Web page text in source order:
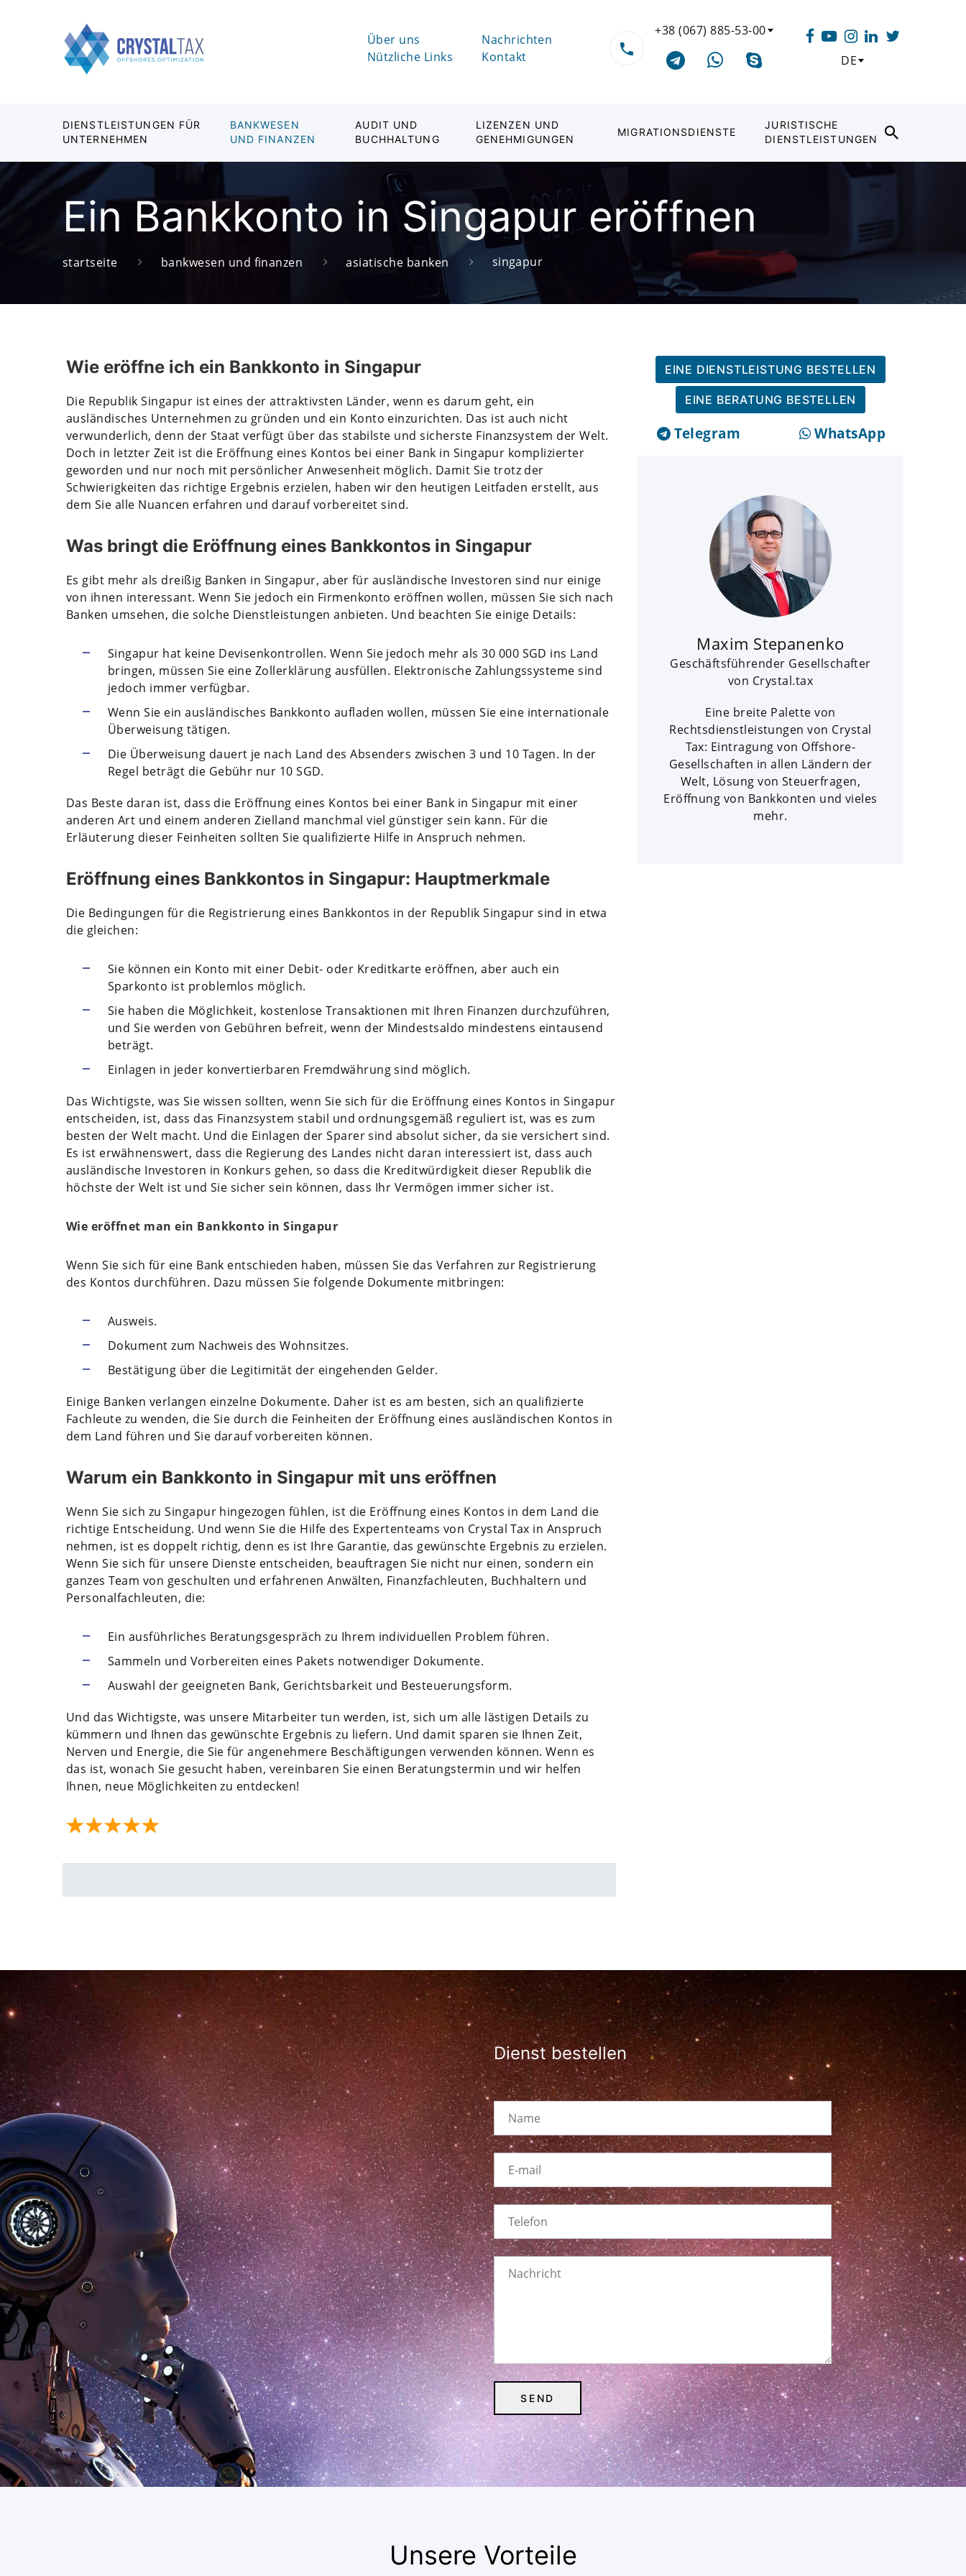
Über uns
Nützliche Links
Nachrichten
Kontakt
+38 (067) 885-53-00
DE
DIENSTLEISTUNGEN FÜR
UNTERNEHMEN
BANKWESEN
UND FINANZEN
AUDIT UND
BUCHHALTUNG
LIZENZEN UND
GENEHMIGUNGEN
MIGRATIONSDIENSTE
JURISTISCHE
DIENSTLEISTUNGEN
Ein Bankkonto in Singapur eröffnen
startseite bankwesen und finanzen asiatische banken singapur
Wie eröffne ich ein Bankkonto in Singapur
Die Republik Singapur ist eines der attraktivsten Länder, wenn es darum geht, ein
ausländisches Unternehmen zu gründen und ein Konto einzurichten. Das ist auch nicht
verwunderlich, denn der Staat verfügt über das stabilste und sicherste Finanzsystem der Welt.
Doch in letzter Zeit ist die Eröffnung eines Kontos bei einer Bank in Singapur komplizierter
geworden und nur noch mit persönlicher Anwesenheit möglich. Damit Sie trotz der
Schwierigkeiten das richtige Ergebnis erzielen, haben wir den heutigen Leitfaden erstellt, aus
dem Sie alle Nuancen erfahren und darauf vorbereitet sind.
Was bringt die Eröffnung eines Bankkontos in Singapur
Es gibt mehr als dreißig Banken in Singapur, aber für ausländische Investoren sind nur einige
von ihnen interessant. Wenn Sie jedoch ein Firmenkonto eröffnen wollen, müssen Sie sich nach
Banken umsehen, die solche Dienstleistungen anbieten. Und beachten Sie einige Details:
Singapur hat keine Devisenkontrollen. Wenn Sie jedoch mehr als 30 000 SGD ins Land
bringen, müssen Sie eine Zollerklärung ausfüllen. Elektronische Zahlungssysteme sind
jedoch immer verfügbar.
Wenn Sie ein ausländisches Bankkonto aufladen wollen, müssen Sie eine internationale
Überweisung tätigen.
Die Überweisung dauert je nach Land des Absenders zwischen 3 und 10 Tagen. In der
Regel beträgt die Gebühr nur 10 SGD.
Das Beste daran ist, dass die Eröffnung eines Kontos bei einer Bank in Singapur mit einer
anderen Art und einem anderen Zielland manchmal viel günstiger sein kann. Für die
Erläuterung dieser Feinheiten sollten Sie qualifizierte Hilfe in Anspruch nehmen.
Eröffnung eines Bankkontos in Singapur: Hauptmerkmale
Die Bedingungen für die Registrierung eines Bankkontos in der Republik Singapur sind in etwa
die gleichen:
Sie können ein Konto mit einer Debit- oder Kreditkarte eröffnen, aber auch ein
Sparkonto ist problemlos möglich.
Sie haben die Möglichkeit, kostenlose Transaktionen mit Ihren Finanzen durchzuführen,
und Sie werden von Gebühren befreit, wenn der Mindestsaldo mindestens eintausend
beträgt.
Einlagen in jeder konvertierbaren Fremdwährung sind möglich.
Das Wichtigste, was Sie wissen sollten, wenn Sie sich für die Eröffnung eines Kontos in Singapur
entscheiden, ist, dass das Finanzsystem stabil und ordnungsgemäß reguliert ist, was es zum
besten der Welt macht. Und die Einlagen der Sparer sind absolut sicher, da sie versichert sind.
Es ist erwähnenswert, dass die Regierung des Landes nicht daran interessiert ist, dass auch
ausländische Investoren in Konkurs gehen, so dass die Kreditwürdigkeit dieser Republik die
höchste der Welt ist und Sie sicher sein können, dass Ihr Vermögen immer sicher ist.
Wie eröffnet man ein Bankkonto in Singapur
Wenn Sie sich für eine Bank entschieden haben, müssen Sie das Verfahren zur Registrierung
des Kontos durchführen. Dazu müssen Sie folgende Dokumente mitbringen:
Ausweis.
Dokument zum Nachweis des Wohnsitzes.
Bestätigung über die Legitimität der eingehenden Gelder.
Einige Banken verlangen einzelne Dokumente. Daher ist es am besten, sich an qualifizierte
Fachleute zu wenden, die Sie durch die Feinheiten der Eröffnung eines ausländischen Kontos in
dem Land führen und Sie darauf vorbereiten können.
Warum ein Bankkonto in Singapur mit uns eröffnen
Wenn Sie sich zu Singapur hingezogen fühlen, ist die Eröffnung eines Kontos in dem Land die
richtige Entscheidung. Und wenn Sie die Hilfe des Expertenteams von Crystal Tax in Anspruch
nehmen, ist es doppelt richtig, denn es ist Ihre Garantie, das gewünschte Ergebnis zu erzielen.
Wenn Sie sich für unsere Dienste entscheiden, beauftragen Sie nicht nur einen, sondern ein
ganzes Team von geschulten und erfahrenen Anwälten, Finanzfachleuten, Buchhaltern und
Personalfachleuten, die:
Ein ausführliches Beratungsgespräch zu Ihrem individuellen Problem führen.
Sammeln und Vorbereiten eines Pakets notwendiger Dokumente.
Auswahl der geeigneten Bank, Gerichtsbarkeit und Besteuerungsform.
Und das Wichtigste, was unsere Mitarbeiter tun werden, ist, sich um alle lästigen Details zu
kümmern und Ihnen das gewünschte Ergebnis zu liefern. Und damit sparen sie Ihnen Zeit,
Nerven und Energie, die Sie für angenehmere Beschäftigungen verwenden können. Wenn es
das ist, wonach Sie gesucht haben, vereinbaren Sie einen Beratungstermin und wir helfen
Ihnen, neue Möglichkeiten zu entdecken!
EINE DIENSTLEISTUNG BESTELLEN
EINE BERATUNG BESTELLEN
Telegram WhatsApp
Maxim Stepanenko
Geschäftsführender Gesellschafter
von Crystal.tax
Eine breite Palette von
Rechtsdienstleistungen von Crystal
Tax: Eintragung von Offshore-
Gesellschaften in allen Ländern der
Welt, Lösung von Steuerfragen,
Eröffnung von Bankkonten und vieles
mehr.
Dienst bestellen
Unsere Vorteile